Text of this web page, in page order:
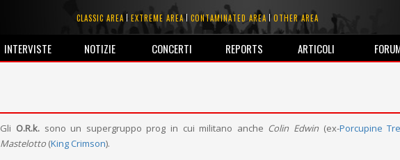
CLASSIC AREA EXTREME AREA CONTAMINATED AREA OTHER AREA
INTERVISTE NOTIZIE CONCERTI REPORTS ARTICOLI
Gli O.R.k.sono un supergruppo prog in cui militano anche Colin Edwin (ex-Porcupine
Mastelotto (King Crimson).